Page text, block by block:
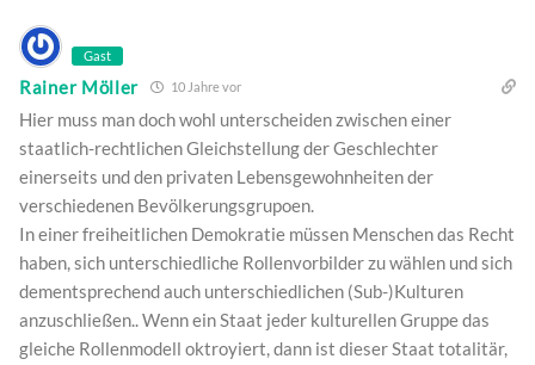
Gast
Rainer Möller 10 Jahre vor
Hier muss man doch wohl unterscheiden zwischen einer
staatlich-rechtlichen Gleichstellung der Geschlechter
einerseits und den privaten Lebensgewohnheiten der
verschiedenen Bevölkerungsgrupoen.
In einer freiheitlichen Demokratie müssen Menschen das Recht
haben, sich unterschiedliche Rollenvorbilder zu wählen und sich
dementsprechend auch unterschiedlichen (Sub-)Kulturen
anzuschließen.. Wenn ein Staat jeder kulturellen Gruppe das
gleiche Rollenmodell oktroyiert, dann ist dieser Staat totalitär,